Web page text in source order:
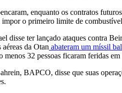
enquanto os contratos
o primeiro limite de
disse ter lançado ataques contra
da Otan abateram um míssil
32 pessoas ficaram feridas em
BAPCO, disse que suas